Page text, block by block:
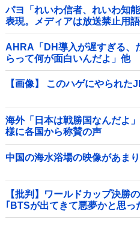
パヨ「れいわ信者、れいわ知
表現。メディアは放送禁止用
AHRA「DH導入が遅すぎる、
らって何が面白いんだよ」他
【画像】 このハゲにやられ
海外「日本は戦勝国なんだよ
様に各国から称賛の声
中国の海水浴場の映像があまり
【批判】ワールドカップ決勝
｢BTSが出てきて悪夢かと思っ